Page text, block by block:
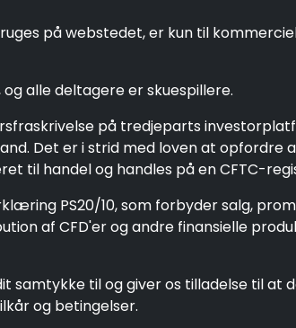
på webstedet, er kun til
alle deltagere er skuespillere.
på tredjeparts
Det er i strid med loven at
til handel og handles på en CFTC-
PS20/10, som forbyder salg,
af CFD'er og andre finansielle
samtykke til og giver os tilladelse til
og betingelser.